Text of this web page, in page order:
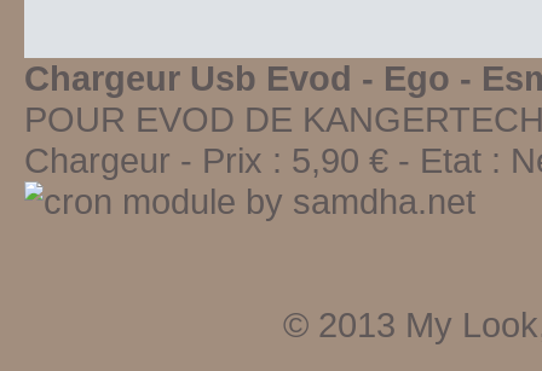
Chargeur Usb Evod - Ego -
POUR EVOD DE
Chargeur - Prix : 5,90 € - Etat :
© 2013 My Look